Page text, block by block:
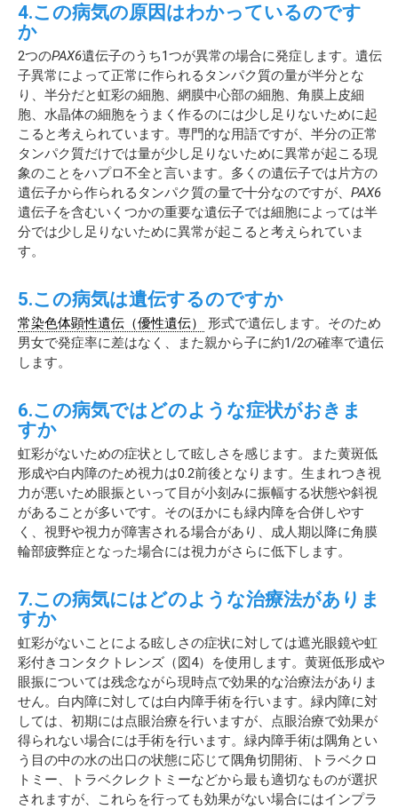
4.この病気の原因はわかっているのです
か
2つのPAX6遺伝子のうち1つが異常の場合に発症します。遺伝
子異常によって正常に作られるタンパク質の量が半分とな
り、半分だと虹彩の細胞、網膜中心部の細胞、角膜上皮細
胞、水晶体の細胞をうまく作るのには少し足りないために起
こると考えられています。専門的な用語ですが、半分の正常
タンパク質だけでは量が少し足りないために異常が起こる現
象のことをハプロ不全と言います。多くの遺伝子では片方の
遺伝子から作られるタンパク質の量で十分なのですが、 PAX6
遺伝子を含むいくつかの重要な遺伝子では細胞によっては半
分では少し足りないために異常が起こると考えられていま
す。
5.この病気は遺伝するのですか
常染色体顕性遺伝（優性遺伝）
形式で遺伝します。そのため
男女で発症率に差はなく、また親から子に約1/2の確率で遺伝
します。
6.この病気ではどのような症状がおきま
すか
虹彩がないための症状として眩しさを感じます。また黄斑低
形成や白内障のため視力は0.2前後となります。生まれつき視
力が悪いため眼振といって目が小刻みに振幅する状態や斜視
があることが多いです。そのほかにも緑内障を合併しやす
く、視野や視力が障害される場合があり、成人期以降に角膜
輪部疲弊症となった場合には視力がさらに低下します。
7.この病気にはどのような治療法がありま
すか
虹彩がないことによる眩しさの症状に対しては遮光眼鏡や虹
彩付きコンタクトレンズ（図4）を使用します。黄斑低形成や
眼振については残念ながら現時点で効果的な治療法がありま
せん。白内障に対しては白内障手術を行います。緑内障に対
しては、初期には点眼治療を行いますが、点眼治療で効果が
得られない場合には手術を行います。緑内障手術は隅角とい
う目の中の水の出口の状態に応じて隅角切開術、トラベクロ
トミー、トラベクレクトミーなどから最も適切なものが選択
されますが、これらを行っても効果がない場合にはインプラ